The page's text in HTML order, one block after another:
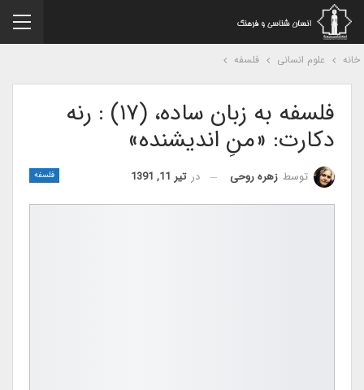
علوم انسانی فلسفه
فلسفه به زبان ساده، (۱۷) : رنه
دکارت: «منِ اندیشنده»
فلسفه توسطزهره روحی درتیر 11, 1391